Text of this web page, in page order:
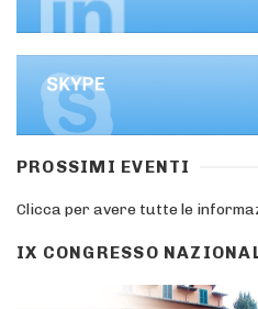
PROSSIMI EVENTI
Clicca per avere tutte le
IX CONGRESSO